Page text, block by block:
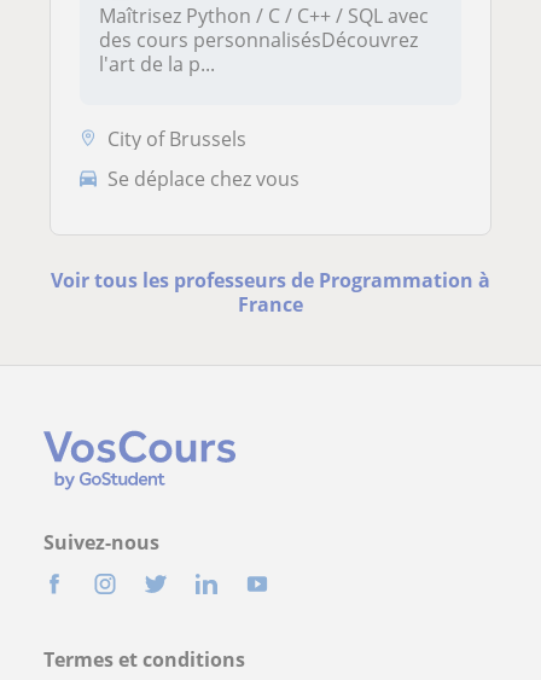
Maîtrisez Python / C / C++ / SQL avec
des cours personnalisésDécouvrez
l'art de la p...
City of Brussels
Se déplace chez vous
Voir tous les professeurs de Programmation à
France
Suivez-nous
Termes et conditions